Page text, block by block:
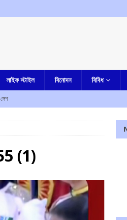
লাইফ স্টাইল বিনোদন বিবিধ
পেতে চলেছে কলকাতা হাইকোর্ট, রবীন্দ্র বিঠ্ঠলরাও ঘুগের নাম
নয়, দাবি করে ঘটনার নিন্দা শমীক ভট্টাচার্যর
আমার বাংলা
বিক্ষোভ
আমার বাংলা
উত্তেজনা ডোমজুর এলাকায়..
(1)